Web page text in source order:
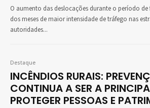
O aumento das deslocações durante o período
dos meses de maior intensidade de tráfego nas
autoridades...
Destaque
INCÊNDIOS RURAIS:
CONTINUA A SER A
PROTEGER PESSOAS E